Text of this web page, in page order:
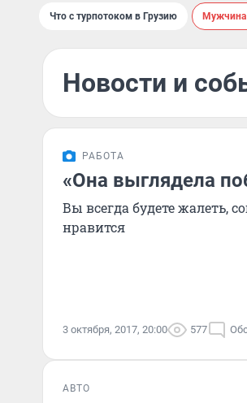
Что с турпотоком в Грузию Мужчина
Новости и
РАБОТА
«Она выглядела
Вы всегда будете жалеть,
нравится
3 октября, 2017, 20:00 577
АВТО